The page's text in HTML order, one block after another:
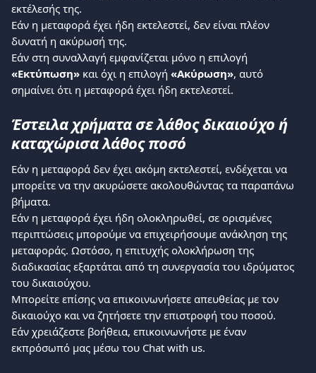
εκτέλεσής της.
Εάν η μεταφορά έχει ήδη εκτελεστεί, δεν είναι πλέον
δυνατή η ακύρωσή της.
Εάν στη συναλλαγή εμφανίζεται μόνο η επιλογή
«Εκτύπωση» και όχι η επιλογή «Ακύρωση», αυτό
σημαίνει ότι η μεταφορά έχει ήδη εκτελεστεί.
Έστειλα χρήματα σε λάθος δικαιούχο ή
καταχώρισα λάθος ποσό
Εάν η μεταφορά δεν έχει ακόμη εκτελεστεί, ενδέχεται να
μπορείτε να την ακυρώσετε ακολουθώντας τα παραπάνω
βήματα.
Εάν η μεταφορά έχει ήδη ολοκληρωθεί, σε ορισμένες
περιπτώσεις μπορούμε να επιχειρήσουμε ανάκληση της
μεταφοράς. Ωστόσο, η επιτυχής ολοκλήρωση της
διαδικασίας εξαρτάται από τη συνεργασία του ιδρύματος
του δικαιούχου.
Μπορείτε επίσης να επικοινωνήσετε απευθείας με τον
δικαιούχο και να ζητήσετε την επιστροφή του ποσού.
Εάν χρειάζεστε βοήθεια, επικοινωνήστε με έναν
εκπρόσωπό μας μέσω του Chat with us.